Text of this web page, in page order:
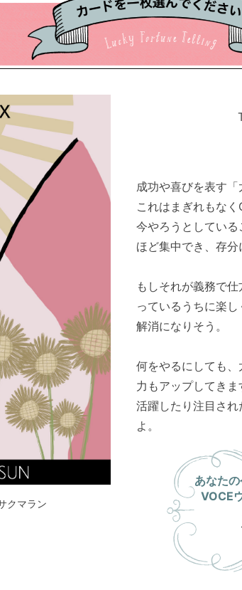
クマラン
成功や喜びを表す「
これはまぎれもなく
今やろうとしてい
ほど集中でき、存分
もしそれが義務で
っているうちに楽
解消になりそう。
何をやるにしても
力もアップしてきま
活躍したり注目さ
よ。
あなた
VOCE